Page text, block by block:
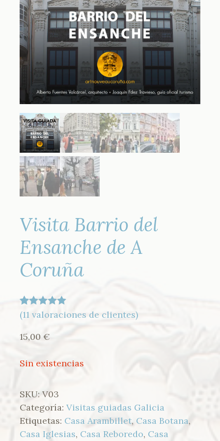
Visita Barrio del
Ensanche de A
Coruña
Valorado
5 en base a
11
(11 valoraciones de clientes)
15,00 €
Sin existencias
SKU: V03
Categoría: Visitas guiadas Galicia
Etiquetas: Casa Arambillet, Casa Botana,
Casa Iglesias, Casa Reboredo, Casa